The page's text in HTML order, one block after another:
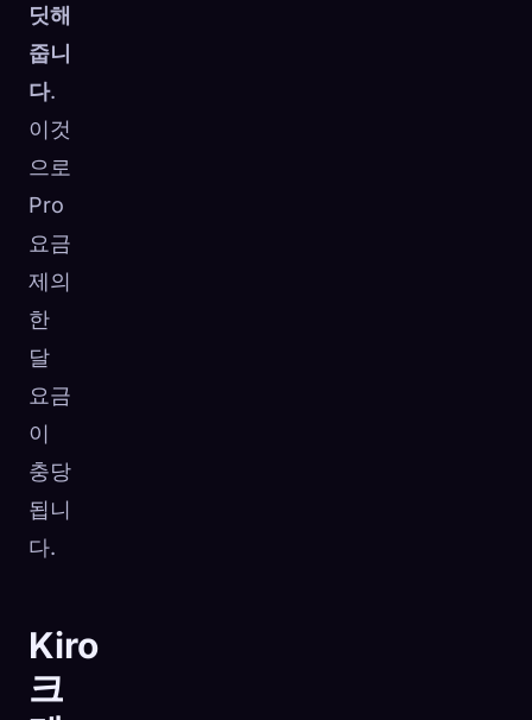
딧해
줍니
다.
이것
으로
Pro
요금
제의
한
달
요금
이
충당
됩니
다.
Kiro
크